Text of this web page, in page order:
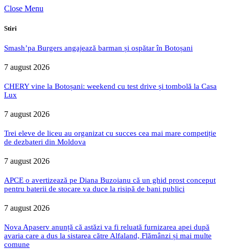
Close Menu
Stiri
Smash’pa Burgers angajează barman și ospătar în Botoșani
7 august 2026
CHERY vine la Botoșani: weekend cu test drive și tombolă la Casa
Lux
7 august 2026
Trei eleve de liceu au organizat cu succes cea mai mare competiție
de dezbateri din Moldova
7 august 2026
APCE o avertizează pe Diana Buzoianu că un ghid prost conceput
pentru baterii de stocare va duce la risipă de bani publici
7 august 2026
Nova Apaserv anunță că astăzi va fi reluată furnizarea apei după
avaria care a dus la sistarea către Alfaland, Flămânzi și mai multe
comune